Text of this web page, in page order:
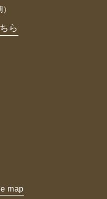
ら
map